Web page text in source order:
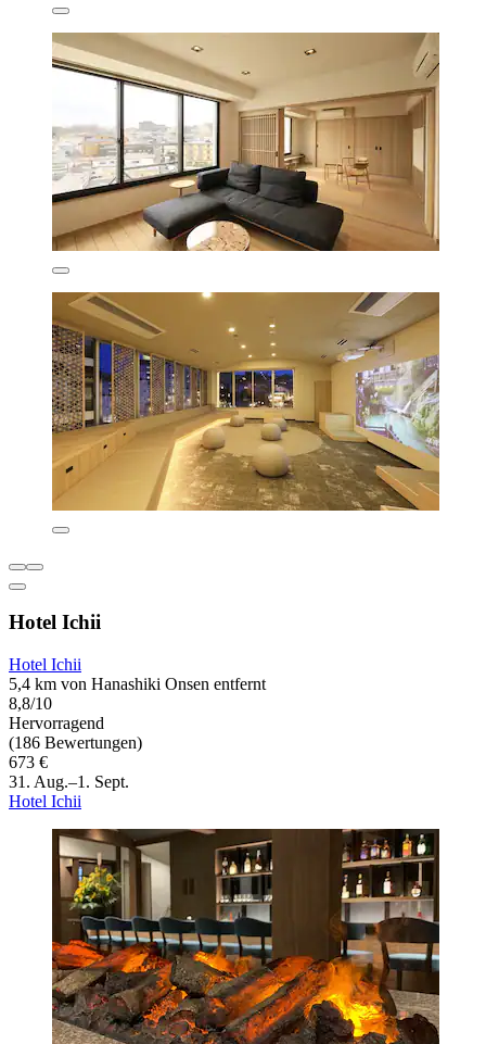
Hotel Ichii
Hotel Ichii
5,4 km von Hanashiki Onsen entfernt
8,8/10
Hervorragend
(186 Bewertungen)
673 €
31. Aug.–1. Sept.
Hotel Ichii